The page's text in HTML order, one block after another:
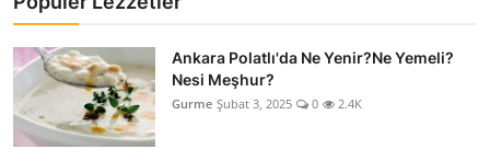
Ankara Polatlı'da Ne Yenir?Ne Yemeli?
Nesi Meşhur?
Gurme Şubat 3, 2025 0 2.4K